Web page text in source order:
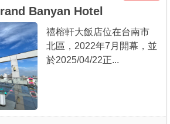
Banyan Hotel
禧榕軒大飯店位在台南市
北區，2022年7月開幕，並
於2025/04/22正...